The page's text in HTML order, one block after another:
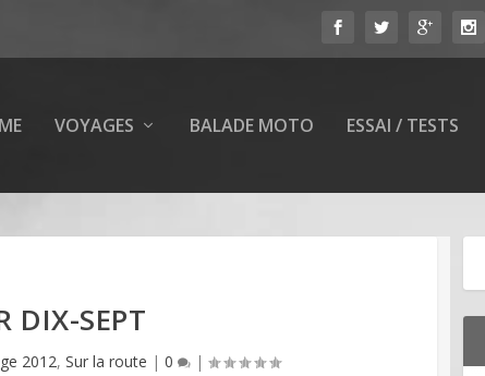
VOYAGES BALADE MOTO ESSAI / TESTS
DIX-SEPT
2012, Sur la route | 0 |